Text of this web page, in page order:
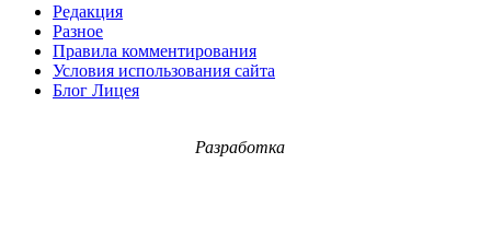
Редакция
Разное
Правила комментирования
Условия использования сайта
Блог Лицея
Разработка